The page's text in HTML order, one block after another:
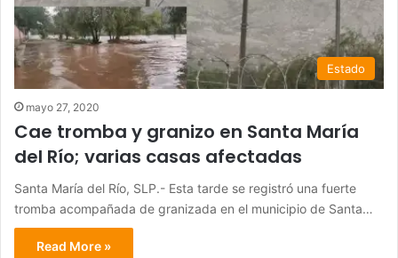
Estado
mayo 27, 2020
Cae tromba y granizo en Santa María
del Río; varias casas afectadas
Santa María del Río, SLP.- Esta tarde se registró una fuerte
tromba acompañada de granizada en el municipio de Santa…
Read More »